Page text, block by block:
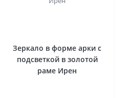
Зеркало в форме арки с
подсветкой в золотой
раме Ирен